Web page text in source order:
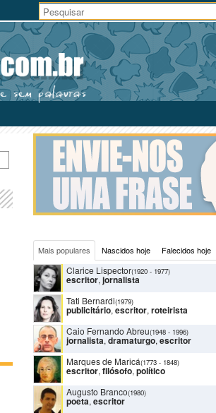
Área
do
Usuário
Mais populares Nascidos hoje Falecidos hoje
Clarice Lispector(1920 - 1977)
escritor, jornalista
Tati Bernardi(1979)
publicitário, escritor, roteirista
Caio Fernando Abreu(1948 - 1996)
jornalista, dramaturgo, escritor
Marques de Maricá(1773 - 1848)
escritor, filósofo, político
Augusto Branco(1980)
poeta, escritor